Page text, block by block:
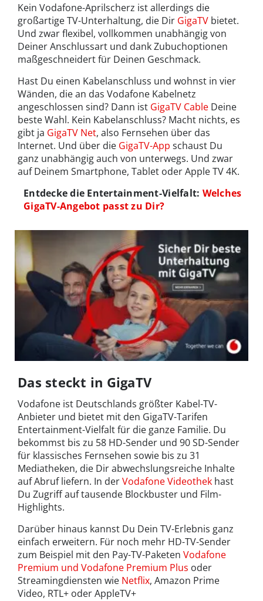
Kein Vodafone-Aprilscherz ist allerdings die
großartige TV-Unterhaltung, die Dir GigaTV bietet.
Und zwar flexibel, vollkommen unabhängig von
Deiner Anschlussart und dank Zubuchoptionen
maßgeschneidert für Deinen Geschmack.
Hast Du einen Kabelanschluss und wohnst in vier
Wänden, die an das Vodafone Kabelnetz
angeschlossen sind? Dann ist GigaTV Cable Deine
beste Wahl. Kein Kabelanschluss? Macht nichts, es
gibt ja GigaTV Net, also Fernsehen über das
Internet. Und über die GigaTV-App schaust Du
ganz unabhängig auch von unterwegs. Und zwar
auf Deinem Smartphone, Tablet oder Apple TV 4K.
Entdecke die Entertainment-Vielfalt: Welches
GigaTV-Angebot passt zu Dir?
Das steckt in GigaTV
Vodafone ist Deutschlands größter Kabel-TV-
Anbieter und bietet mit den GigaTV-Tarifen
Entertainment-Vielfalt für die ganze Familie. Du
bekommst bis zu 58 HD-Sender und 90 SD-Sender
für klassisches Fernsehen sowie bis zu 31
Mediatheken, die Dir abwechslungsreiche Inhalte
auf Abruf liefern. In derVodafone Videothek hast
Du Zugriff auf tausende Blockbuster und Film-
Highlights.
Darüber hinaus kannst Du Dein TV-Erlebnis ganz
einfach erweitern. Für noch mehr HD-TV-Sender
zum Beispiel mit den Pay-TV-Paketen Vodafone
Premium und Vodafone Premium Plus oder
Streamingdiensten wie Netflix, Amazon Prime
Video, RTL+ oder AppleTV+